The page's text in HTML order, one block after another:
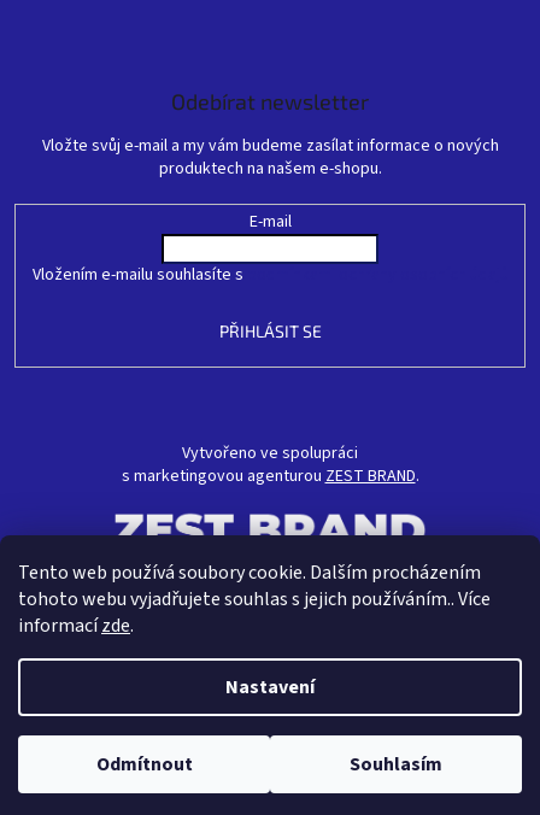
Tento web používá soubory cookie. Dalším procházením
tohoto webu vyjadřujete souhlas s jejich používáním.. Více
informacízde.
Nastavení
Odmítnout Souhlasím
Odebírat newsletter
Vložte svůj e-mail a my vám budeme zasílat informace o nových
produktech na našem e-shopu.
E-mail
Vložením e-mailu souhlasíte s
PŘIHLÁSIT SE
Vytvořeno ve spolupráci
s marketingovou agenturou ZEST BRAND.
Vytvořil Shoptet
Copyright 2026CRAVT koupelny s.r.o. . Všechna práva vyhrazena.